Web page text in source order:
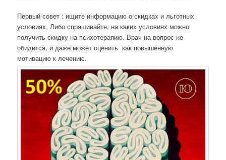
Первый совет : ищите информацию о скидках и льготных
условиях. Либо спрашивайте, на каких условиях можно
получить скидку на психотерапию. Врач на вопрос не
обидится, и даже может оценить как повышенную
мотивацию к лечению.